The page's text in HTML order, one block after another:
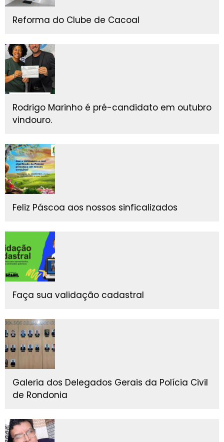
Reforma do Clube de Cacoal
Rodrigo Marinho é pré-candidato em outubro
vindouro.
Feliz Páscoa aos nossos sinficalizados
Faça sua validação cadastral
Galeria dos Delegados Gerais da Polícia Civil
de Rondonia